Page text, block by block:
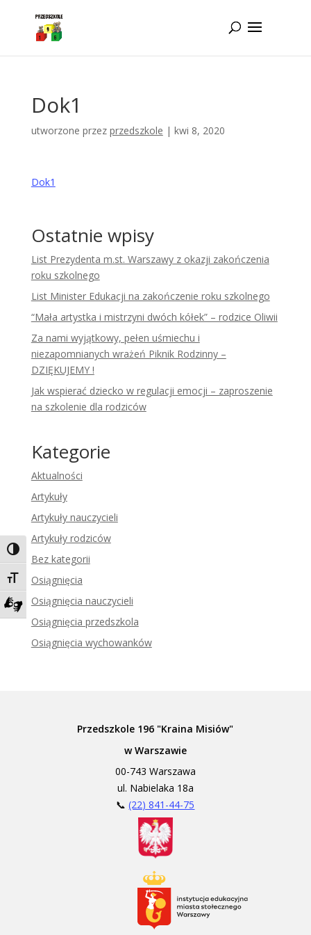
Toggle High Contrast
Toggle Font size
Zadzwoń do tłumacza języka migowego
Dok1
utworzone przez przedszkole | kwi 8, 2020
Dok1
Ostatnie wpisy
List Prezydenta m.st. Warszawy z okazji zakończenia
roku szkolnego
List Minister Edukacji na zakończenie roku szkolnego
“Mała artystka i mistrzyni dwóch kółek” – rodzice Oliwii
Za nami wyjątkowy, pełen uśmiechu i
niezapomnianych wrażeń Piknik Rodzinny –
DZIĘKUJEMY !
Jak wspierać dziecko w regulacji emocji – zaproszenie
na szkolenie dla rodziców
Kategorie
Aktualności
Artykuły
Artykuły nauczycieli
Artykuły rodziców
Bez kategorii
Osiągnięcia
Osiągnięcia nauczycieli
Osiągnięcia przedszkola
Osiągnięcia wychowanków
Przedszkole 196 "Kraina Misiów"
w Warszawie
00-743 Warszawa
ul. Nabielaka 18a
📞(22) 841-44-75